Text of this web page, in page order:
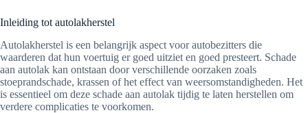
Inleiding tot autolakherstel
Autolakherstel is een belangrijk aspect voor autobezitters die
waarderen dat hun voertuig er goed uitziet en goed presteert. Schade
aan autolak kan ontstaan door verschillende oorzaken zoals
stoeprandschade, krassen of het effect van weersomstandigheden. Het
is essentieel om deze schade aan autolak tijdig te laten herstellen om
verdere complicaties te voorkomen.